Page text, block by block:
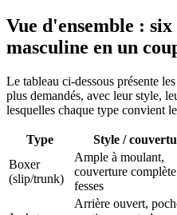
Vue d'ensemble :
masculine en un
Le tableau ci-dessous présente
plus demandés, avec leur style,
lesquelles chaque type convient
Type Style /
Boxer
(slip/trunk)
Ample à moulant,
couverture
fesses
Arrière ouvert,